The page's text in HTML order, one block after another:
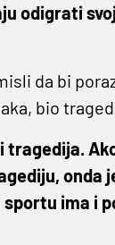
odigrati
da bi
bio
tragedija.
onda
ima i